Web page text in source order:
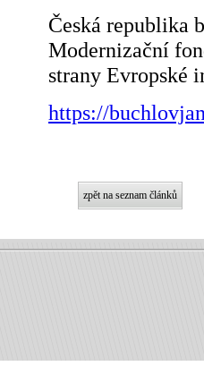
Česká republika
Modernizační
strany Evropské
https://
zpět na seznam článků